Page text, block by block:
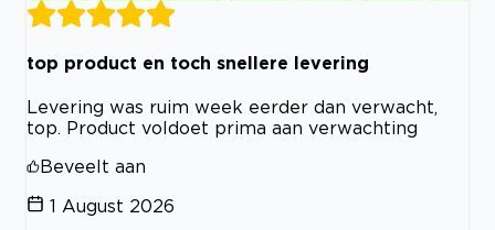
top product en toch snellere levering
Levering was ruim week eerder dan verwacht,
top. Product voldoet prima aan verwachting
Beveelt aan
1 August 2026